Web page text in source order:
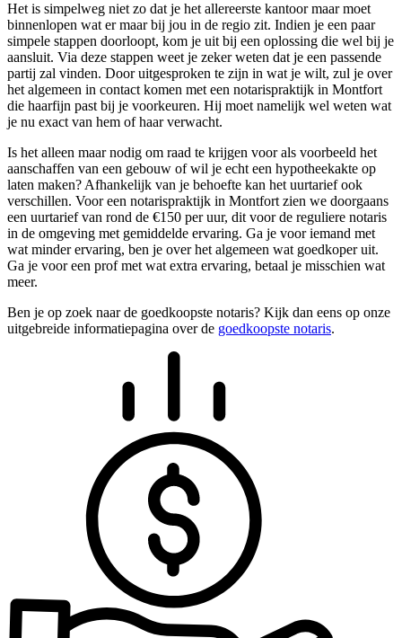
Het is simpelweg niet zo dat je het allereerste kantoor maar moet
binnenlopen wat er maar bij jou in de regio zit. Indien je een paar
simpele stappen doorloopt, kom je uit bij een oplossing die wel bij je
aansluit. Via deze stappen weet je zeker weten dat je een passende
partij zal vinden. Door uitgesproken te zijn in wat je wilt, zul je over
het algemeen in contact komen met een notarispraktijk in Montfort
die haarfijn past bij je voorkeuren. Hij moet namelijk wel weten wat
je nu exact van hem of haar verwacht.
Is het alleen maar nodig om raad te krijgen voor als voorbeeld het
aanschaffen van een gebouw of wil je echt een hypotheekakte op
laten maken? Afhankelijk van je behoefte kan het uurtarief ook
verschillen. Voor een notarispraktijk in Montfort zien we doorgaans
een uurtarief van rond de €150 per uur, dit voor de reguliere notaris
in de omgeving met gemiddelde ervaring. Ga je voor iemand met
wat minder ervaring, ben je over het algemeen wat goedkoper uit.
Ga je voor een prof met wat extra ervaring, betaal je misschien wat
meer.
Ben je op zoek naar de goedkoopste notaris? Kijk dan eens op onze
uitgebreide informatiepagina over de goedkoopste notaris.